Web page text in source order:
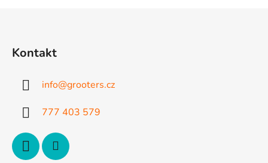
Kontakt
info@grooters.cz
777 403 579